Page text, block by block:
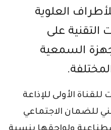
العلوية
التقنية على
السمعية
الأولى للإذاعة
للضمان الاجتماعي